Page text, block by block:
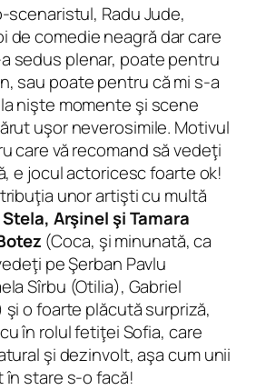
scenaristul, Radu Jude,
de comedie neagră dar care
sedus plenar, poate pentru
sau poate pentru că mi s-a
nişte momente şi scene
uşor neverosimile. Motivul
care vă recomand să vedeţi
e jocul actoricesc foarte ok!
unor artişti cu multă
Stela, Arşinel şi Tamara
(Coca, şi minunată, ca
pe Şerban Pavlu
Sîrbu (Otilia), Gabriel
o foarte plăcută surpriză,
în rolul fetiţei Sofia, care
şi dezinvolt, aşa cum unii
în stare s-o facă!